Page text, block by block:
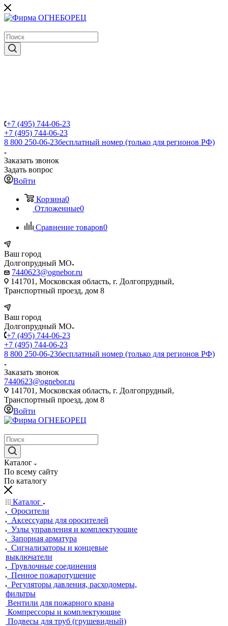
+7 (495) 744-06-23
+7 (495) 744-06-23
8 800 250-06-23бесплатный номер (только для регионов РФ)
Заказать звонок
Задать вопрос
Войти
Корзина0
Отложенные0
Сравнение товаров0
Ваш город
Долгопрудный МО
7440623@ognebor.ru
141701, Московская область, г. Долгопрудный,
Транспортный проезд, дом 8
Ваш город
Долгопрудный МО
+7 (495) 744-06-23
+7 (495) 744-06-23
8 800 250-06-23бесплатный номер (только для регионов РФ)
Заказать звонок
7440623@ognebor.ru
141701, Московская область, г. Долгопрудный,
Транспортный проезд, дом 8
Войти
Каталог
По всему сайту
По каталогу
Каталог
Оросители
Аксессуары для оросителей
Узлы управления и комплектующие
Запорная арматура
Сигнализаторы и концевые
выключатели
Грувлочные соединения
Пенное пожаротушение
Регуляторы давления, расходомеры,
фильтры
Вентили для пожарного крана
Компрессоры и комплектующие
Подвесы для труб (грушевидный)